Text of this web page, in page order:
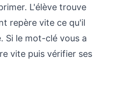
L'élève trouve
repère vite ce qu'il
Si le mot-clé vous a
vite puis vérifier ses